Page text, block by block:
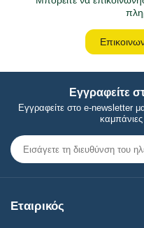
Εγγραφείτε
Εγγραφείτε στο e-newsletter
καμπάνιες
Εταιρικός